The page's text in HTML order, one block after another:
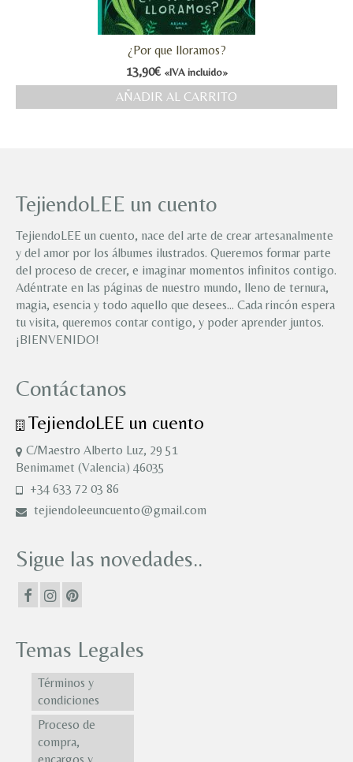
¿Por que lloramos?
13,90€ «IVA incluido»
AÑADIR AL CARRITO
TejiendoLEE un cuento
TejiendoLEE un cuento, nace del arte de crear artesanalmente
y del amor por los álbumes ilustrados. Queremos formar parte
del proceso de crecer, e imaginar momentos infinitos contigo.
Adéntrate en las páginas de nuestro mundo, lleno de ternura,
magia, esencia y todo aquello que desees… Cada rincón espera
tu visita, queremos contar contigo, y poder aprender juntos.
¡BIENVENIDO!
Contáctanos
TejiendoLEE un cuento
C/Maestro Alberto Luz, 29 51
Benimamet (Valencia) 46035
+34 633 72 03 86
tejiendoleeuncuento@gmail.com
Sigue las novedades..
Temas Legales
Términos y
condiciones
Proceso de
compra,